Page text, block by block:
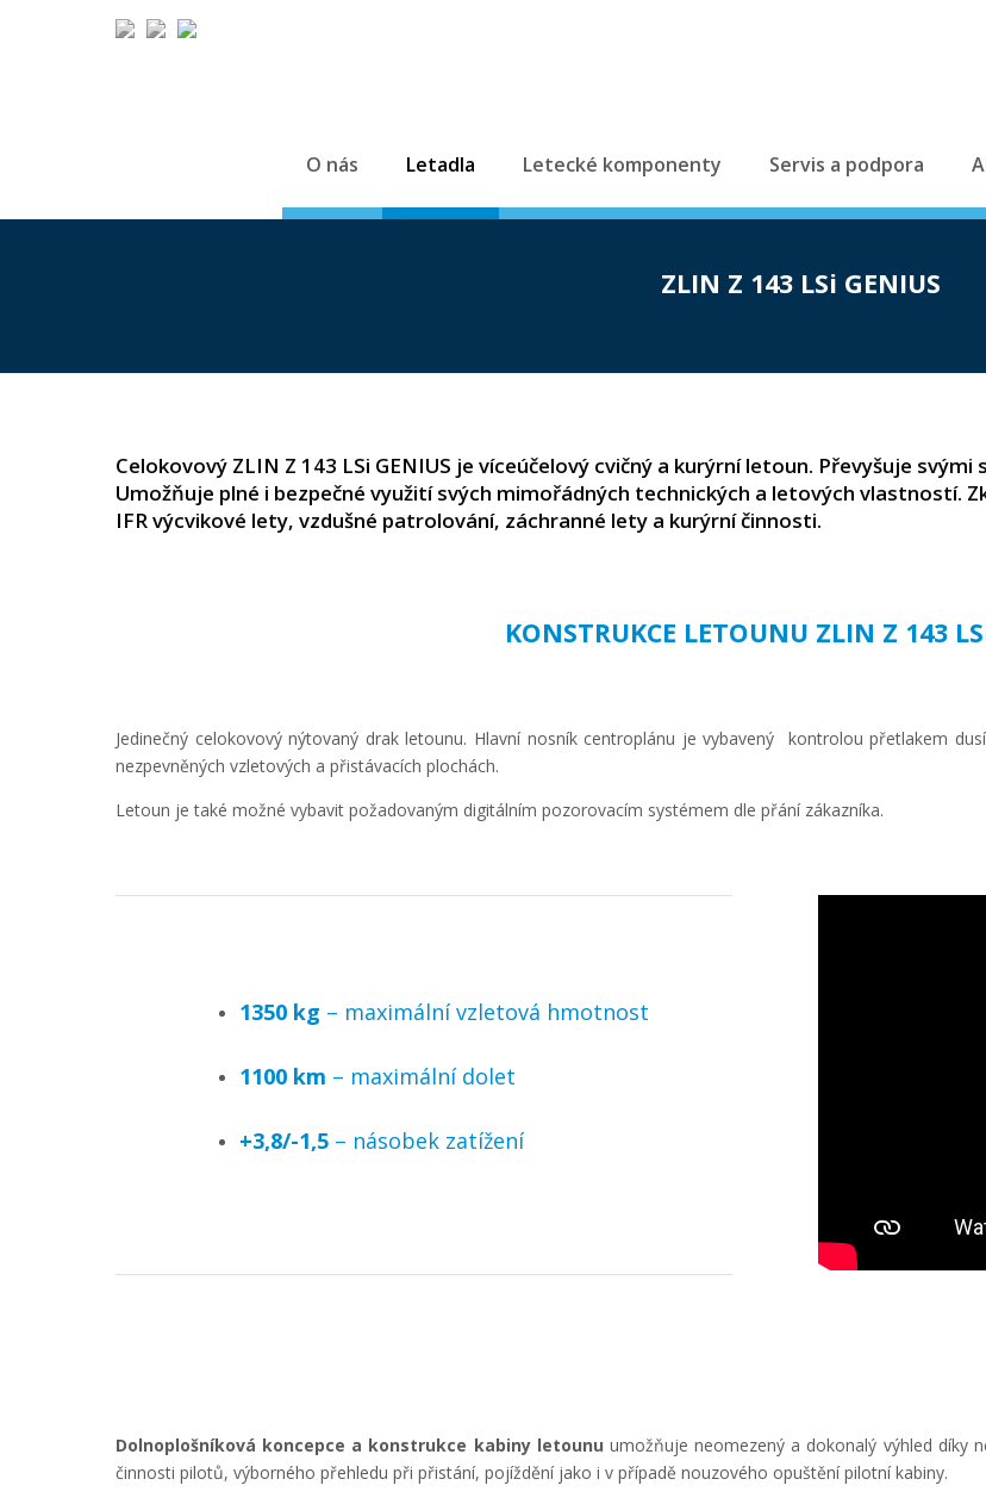
O nás Letadla Letecké komponenty Servis a podpora
ZLIN Z 143 LSi GENIUS
Celokovový ZLIN Z 143 LSi GENIUS je víceúčelový cvičný a kurýrní letoun. Převyšuje
Umožňuje plné i bezpečné využití svých mimořádných technických a letových vlastností.
IFR výcvikové lety, vzdušné patrolování, záchranné lety a kurýrní činnosti.
KONSTRUKCE LETOUNU ZLIN Z 143
Jedinečný celokovový nýtovaný drak letounu. Hlavní nosník centroplánu je vybavený kontrolou přetlakem
nezpevněných vzletových a přistávacích plochách.
Letoun je také možné vybavit požadovaným digitálním pozorovacím systémem dle přání zákazníka.
1350 kg – maximální vzletová hmotnost
1100 km – maximální dolet
+3,8/-1,5 – násobek zatížení
Dolnoplošníková koncepce a konstrukce kabiny letounu umožňuje neomezený a dokonalý výhled díky
činnosti pilotů, výborného přehledu při přistání, pojíždění jako i v případě nouzového opuštění pilotní kabiny.